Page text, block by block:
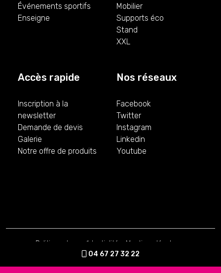
04 67 27 32 22
Événements sportifs
Enseigne
Mobilier
Supports éco
Stand
XXL
Accès rapide
Inscription à la
newsletter
Demande de devis
Galerie
Notre offre de produits
Nos réseaux
Facebook
Twitter
Instagram
Linkedin
Youtube
Politique de confidentialité Mentions légales
Conditions Générales de Vente